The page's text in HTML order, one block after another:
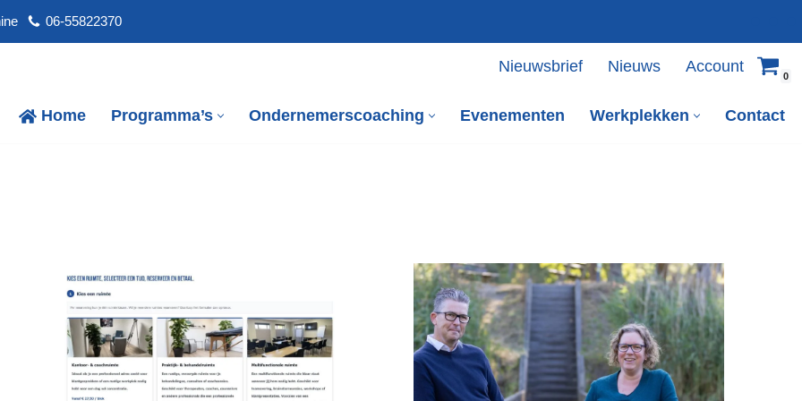
06-55822370
Nieuwsbrief Nieuws Account
0
Home Programma’s Ondernemerscoaching Evenementen Werkplekken Contact